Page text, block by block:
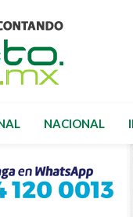
NACIONAL